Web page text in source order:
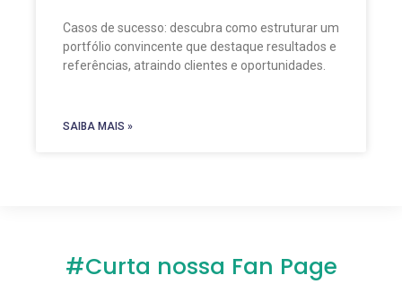
Casos de sucesso: descubra como estruturar um
portfólio convincente que destaque resultados e
referências, atraindo clientes e oportunidades.
SAIBA MAIS »
#Curta nossa Fan Page